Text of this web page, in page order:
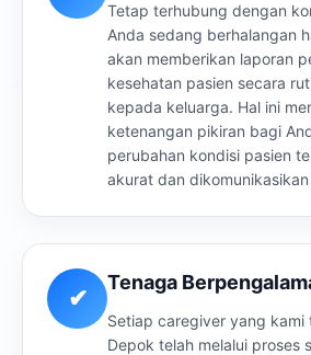
Tetap terhubung dengan
Anda sedang berhalangan
akan memberikan laporan
kesehatan pasien secara
kepada keluarga. Hal ini
ketenangan pikiran bagi
perubahan kondisi pasien
akurat dan
✔
Tenaga
Setiap caregiver yang kami
Depok telah melalui proses